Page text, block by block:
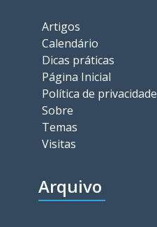
Artigos
Calendário
Dicas práticas
Página Inicial
Política de privacidade
Sobre
Temas
Visitas
Arquivo